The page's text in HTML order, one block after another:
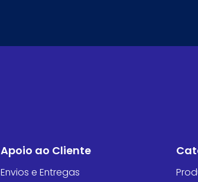
Apoio ao Cliente
Envios e Entregas